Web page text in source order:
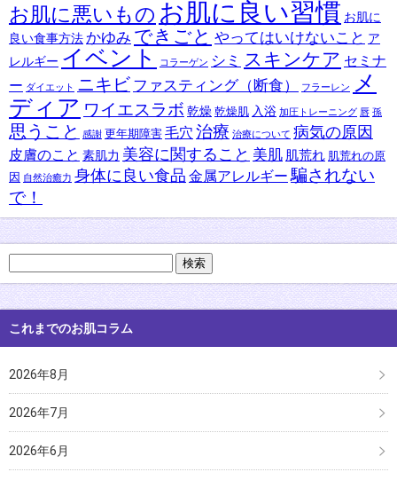
お肌に悪いもの お肌に良い習慣 お肌に
良い食事方法 かゆみ できごと やってはいけないこと ア
レルギー イベント コラーゲン シミ スキンケア セミナ
ー ダイエット ニキビ ファスティング（断食） フラーレン
メ
ディア ワイエスラボ 乾燥 乾燥肌 入浴 加圧トレーニング 唇 孫
思うこと 感謝 更年期障害 毛穴 治療 治療について 病気の原因
皮膚のこと 素肌力 美容に関すること 美肌 肌荒れ 肌荒れの原
因 自然治癒力 身体に良い食品 金属アレルギー 騙されない
で！
索:
これまでのお肌コラム
2026年8月
2026年7月
2026年6月